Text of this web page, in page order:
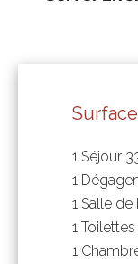
1 Séjour
1
1 Salle de
1 Toilettes
1